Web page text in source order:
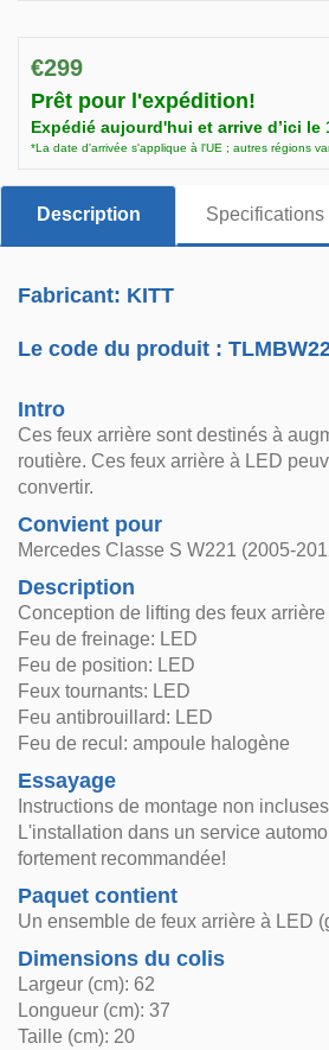
€299
Prêt pour l'expédition!
Expédié aujourd'hui et arrive d’ici le
*La date d'arrivée s'applique à l'UE ; autres régions
Description Specifications
Fabricant: KITT
Le code du produit :
Intro
Ces feux arrière sont destinés à
routière. Ces feux arrière à LED
convertir.
Convient pour
Mercedes Classe S W221 (2005-
Description
Conception de lifting des feux
Feu de freinage: LED
Feu de position: LED
Feux tournants: LED
Feu antibrouillard: LED
Feu de recul: ampoule halogène
Essayage
Instructions de montage non
L'installation dans un service
fortement recommandée!
Paquet contient
Un ensemble de feux arrière à LED
Dimensions du colis
Largeur (cm): 62
Longueur (cm): 37
Taille (cm): 20